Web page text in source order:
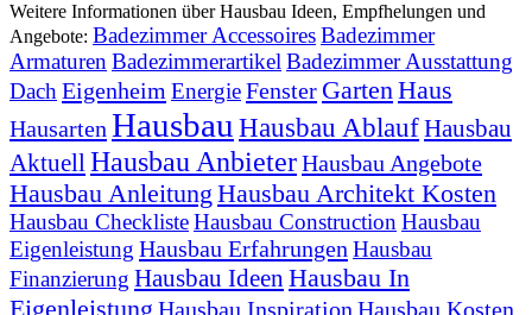
Weitere Informationen über Hausbau Ideen, Empfhelungen und
Angebote: Badezimmer AccessoiresBadezimmer
Armaturen Badezimmerartikel Badezimmer Ausstattung
Dach Eigenheim EnergieFenster GartenHaus
Hausarten Hausbau Hausbau AblaufHausbau
AktuellHausbau AnbieterHausbau Angebote
Hausbau Anleitung Hausbau Architekt Kosten
Hausbau ChecklisteHausbau Construction Hausbau
Eigenleistung Hausbau Erfahrungen Hausbau
Finanzierung Hausbau Ideen Hausbau In
Eigenleistung Hausbau Inspiration Hausbau Kosten